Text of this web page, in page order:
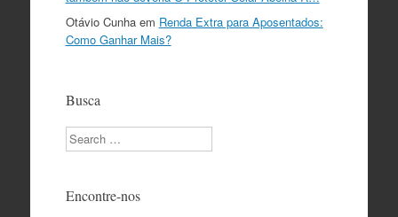
Otávio Cunhaem Renda Extra para Aposentados:
Como Ganhar Mais?
Busca
Search
Encontre-nos